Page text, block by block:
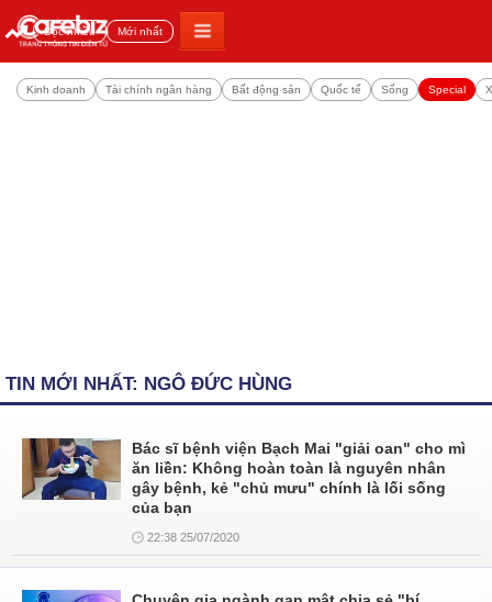
Đọc nhiều Mới nhất
Kinh doanh Tài chính ngân hàng Bất động sản Quốc tế Sống Special
TIN MỚI NHẤT: NGÔ ĐỨC HÙNG
Bác sĩ bệnh viện Bạch Mai "giải oan" cho mì
ăn liền: Không hoàn toàn là nguyên nhân
gây bệnh, kẻ "chủ mưu" chính là lối sống
của bạn
22:38 25/07/2020